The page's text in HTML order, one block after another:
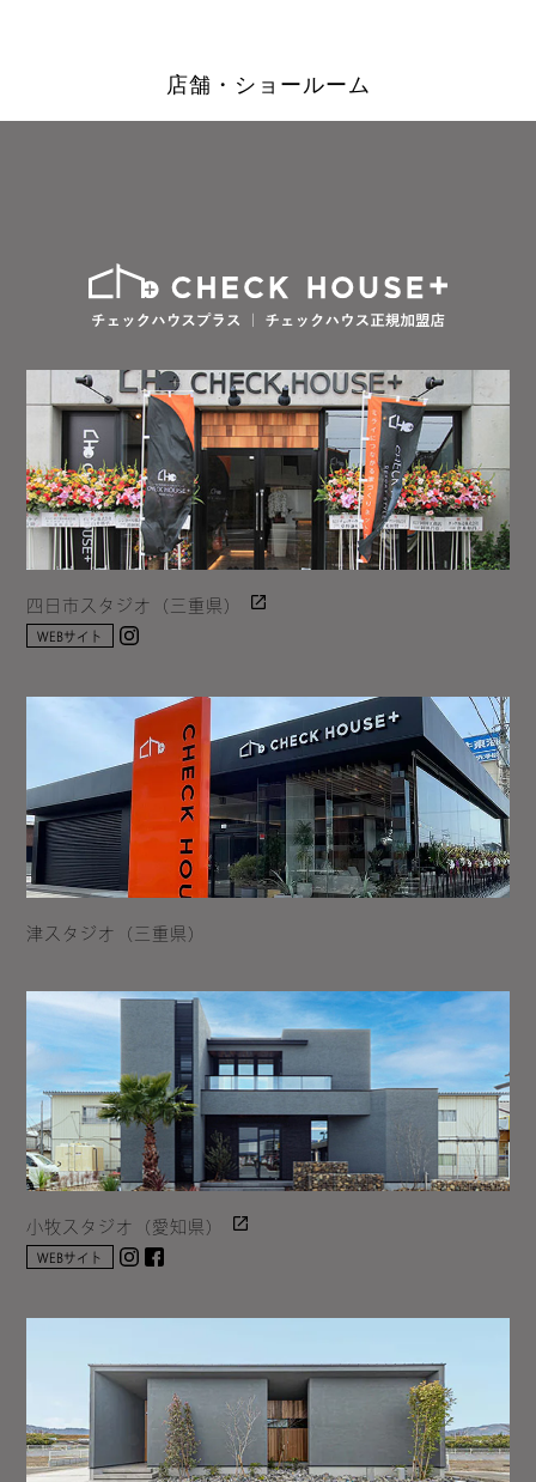
店舗・ショールーム
四日市スタジオ（三重県）
WEBサイト
津スタジオ（三重県）
小牧スタジオ（愛知県）
WEBサイト Instagram